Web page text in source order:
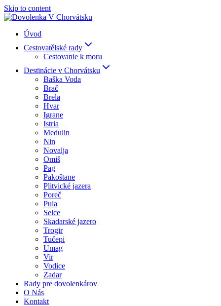
Skip to content
Úvod
Cestovatělské rady
Cestovanie k moru
Destinácie v Chorvátsku
Baška Voda
Brač
Brela
Hvar
Igrane
Istria
Medulin
Nin
Novalja
Omiš
Pag
Pakoštane
Plitvické jazera
Poreč
Pula
Selce
Skadarské jazero
Trogir
Tučepi
Umag
Vir
Vodice
Zadar
Rady pre dovolenkárov
O Nás
Kontakt